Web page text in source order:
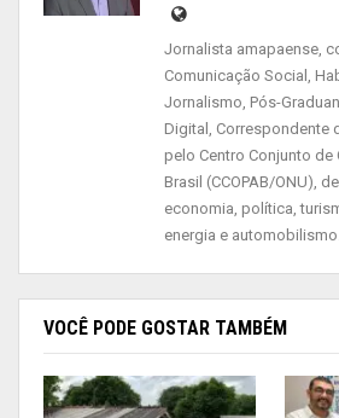
Saúde, está realizando o
a partir de 60 anos acamados
dificuldades de locomoção para
contra a Covid-19 em
cadastro, é necessário que o
responsável dirija-se à Unidade
mais próxima com os
Jornalista amapaense,
Comunicação Social,
Jornalismo, Pós-
Digital, Correspondente
pelo Centro Conjunto de
Brasil (CCOPAB/ONU),
economia, política,
energia e
VOCÊ PODE GOSTAR TAMBÉM